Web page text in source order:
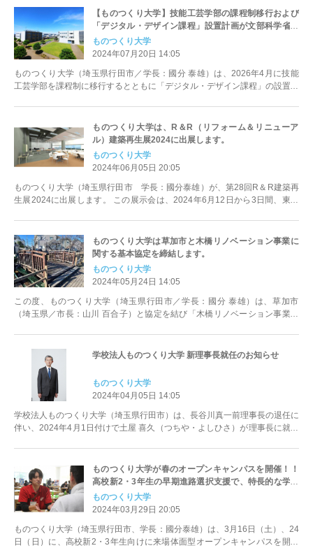
【ものつくり大学】技能工芸学部の課程制移行および
「デジタル・デザイン課程」設置計画が文部科学省の
令和6年度大学・高専機能強化支援事業に選定
ものつくり大学
2024年07月20日 14:05
ものつくり大学（埼玉県行田市／学長：國分 泰雄）は、2026年4月に技能
工芸学部を課程制に移行するとともに「デジタル・デザイン課程」の設置を
ものつくり大学は、R＆R（リフォーム＆リニューア
ル）建築再生展2024に出展します。
ものつくり大学
2024年06月05日 20:05
ものつくり大学（埼玉県行田市 学長：國分泰雄）が、第28回R＆R建築再
生展2024に出展します。 この展示会は、2024年6月12日から3日間、東京
ものつくり大学は草加市と木橋リノベーション事業に
関する基本協定を締結します。
ものつくり大学
2024年05月24日 14:05
この度、ものつくり大学（埼玉県行田市／学長：國分 泰雄）は、草加市
（埼玉県／市長：山川 百合子）と協定を結び「木橋リノベーション事業」
学校法人ものつくり大学 新理事長就任のお知らせ
ものつくり大学
2024年04月05日 14:05
学校法人ものつくり大学（埼玉県行田市）は、長谷川真一前理事長の退任に
伴い、2024年4月1日付けで土屋 喜久（つちや・よしひさ）が理事長に就任
ものつくり大学が春のオープンキャンパスを開催！！
高校新2・3年生の早期進路選択支援で、特長的な学び
を体験できる機会を提供！
ものつくり大学
2024年03月29日 20:05
ものつくり大学（埼玉県行田市、学長：國分泰雄）は、3月16日（土）、24
日（日）に、高校新2・3年生向けに来場体面型オープンキャンパスを開催